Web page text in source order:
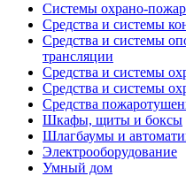
Системы охрано-
Средства и системы
Средства и системы
трансляции
Средства и системы
Средства и системы
Средства
Шкафы, щиты и боксы
Шлагбаумы и
Электрооборудование
Умный дом